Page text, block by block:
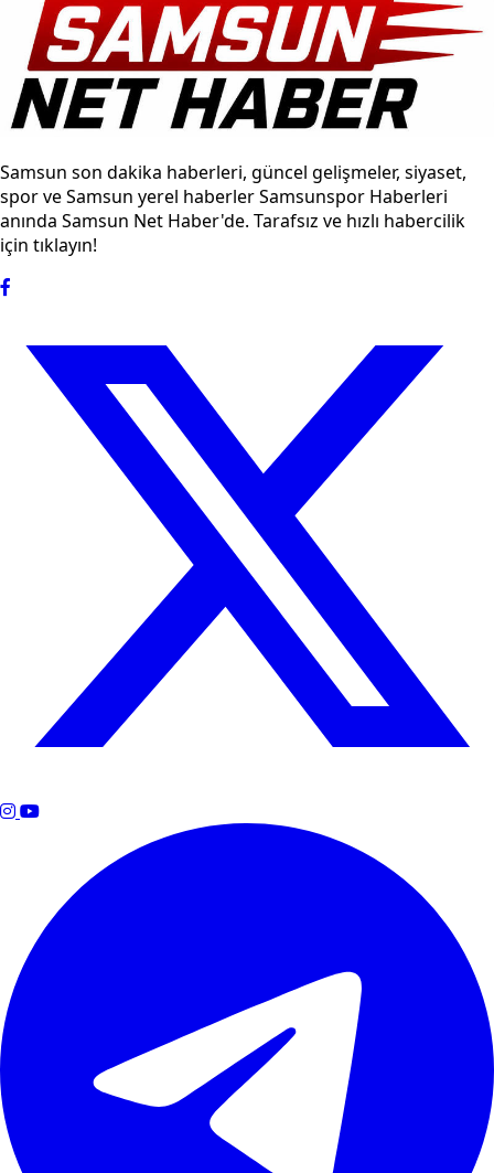
Samsun son dakika haberleri, güncel gelişmeler, siyaset,
spor ve Samsun yerel haberler Samsunspor Haberleri
anında Samsun Net Haber'de. Tarafsız ve hızlı habercilik
için tıklayın!